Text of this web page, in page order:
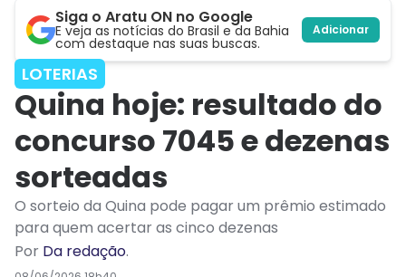
Siga o Aratu ON no Google
E veja as notícias do Brasil e da Bahia
com destaque nas suas buscas.
Adicionar
LOTERIAS
Quina hoje: resultado do
concurso 7045 e dezenas
sorteadas
O sorteio da Quina pode pagar um prêmio estimado
para quem acertar as cinco dezenas
Por Da redação.